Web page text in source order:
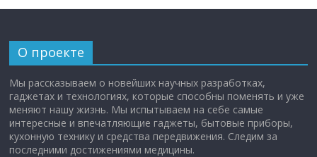
О проекте
Мы рассказываем о новейших научных разработках,
гаджетах и технологиях, которые способны поменять и уже
меняют нашу жизнь. Мы испытываем на себе самые
интересные и впечатляющие гаджеты, бытовые приборы,
кухонную технику и средства передвижения. Следим за
последними достижениями медицины.